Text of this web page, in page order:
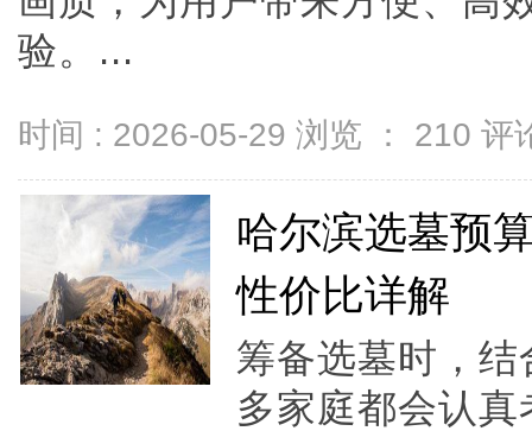
验。...
时间 : 2026-05-29 浏览 ： 210 评
哈尔滨选墓预
性价比详解
筹备选墓时，
多家庭都会认